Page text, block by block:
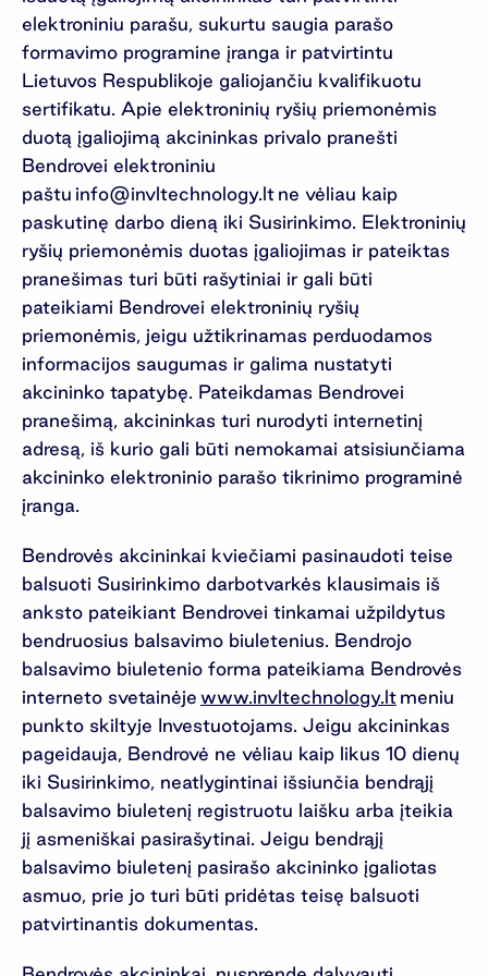
elektroniniu parašu, sukurtu saugia parašo
formavimo programine įranga ir patvirtintu
Lietuvos Respublikoje galiojančiu kvalifikuotu
sertifikatu. Apie elektroninių ryšių priemonėmis
duotą įgaliojimą akcininkas privalo pranešti
Bendrovei elektroniniu
paštu info@invltechnology.lt ne vėliau kaip
paskutinę darbo dieną iki Susirinkimo. Elektroninių
ryšių priemonėmis duotas įgaliojimas ir pateiktas
pranešimas turi būti rašytiniai ir gali būti
pateikiami Bendrovei elektroninių ryšių
priemonėmis, jeigu užtikrinamas perduodamos
informacijos saugumas ir galima nustatyti
akcininko tapatybę. Pateikdamas Bendrovei
pranešimą, akcininkas turi nurodyti internetinį
adresą, iš kurio gali būti nemokamai atsisiunčiama
akcininko elektroninio parašo tikrinimo programinė
įranga.
Bendrovės akcininkai kviečiami pasinaudoti teise
balsuoti Susirinkimo darbotvarkės klausimais iš
anksto pateikiant Bendrovei tinkamai užpildytus
bendruosius balsavimo biuletenius. Bendrojo
balsavimo biuletenio forma pateikiama Bendrovės
interneto svetainėje www.invltechnology.lt meniu
punkto skiltyje Investuotojams. Jeigu akcininkas
pageidauja, Bendrovė ne vėliau kaip likus 10 dienų
iki Susirinkimo, neatlygintinai išsiunčia bendrąjį
balsavimo biuletenį registruotu laišku arba įteikia
jį asmeniškai pasirašytinai. Jeigu bendrąjį
balsavimo biuletenį pasirašo akcininko įgaliotas
asmuo, prie jo turi būti pridėtas teisę balsuoti
patvirtinantis dokumentas.